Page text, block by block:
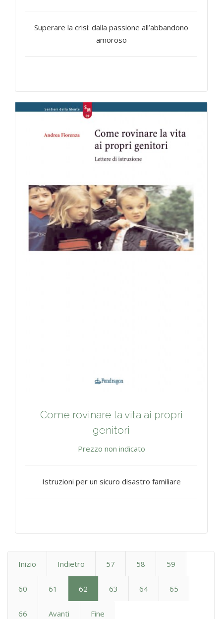
Superare la crisi: dalla passione all’abbandono
amoroso
Come rovinare la vita ai propri
genitori
Prezzo non indicato
Istruzioni per un sicuro disastro familiare
Inizio Indietro 57 58 59
60 61 62 63 64 65
66 Avanti Fine